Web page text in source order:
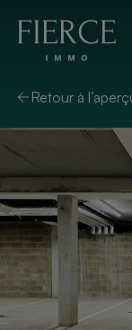
Retour à